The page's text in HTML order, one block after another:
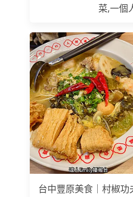
菜,一個
台中豐原美食｜村椒